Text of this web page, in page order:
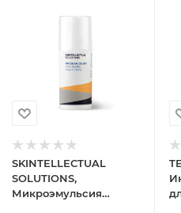
SKINTELLECTUAL
SOLUTIONS,
Микроэмульсия